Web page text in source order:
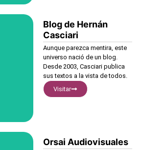
Blog de Hernán
Casciari
Aunque parezca mentira, este
universo nació de un blog.
Desde 2003, Casciari publica
sus textos a la vista de todos.
Visitar
Orsai Audiovisuales